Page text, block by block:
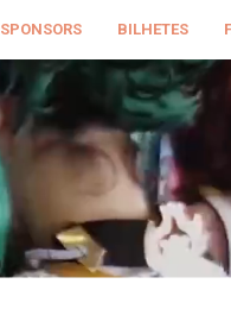
SPONSORS BILHETES